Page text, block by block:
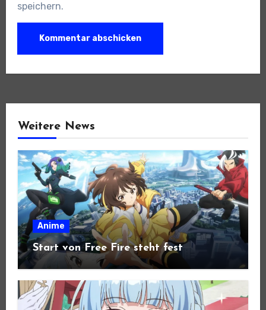
speichern.
Weitere News
Anime
Start von Free Fire steht fest